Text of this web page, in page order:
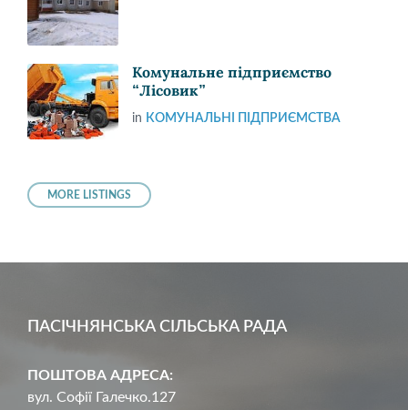
Комунальне підприємство
“Лісовик”
in КОМУНАЛЬНІ ПІДПРИЄМСТВА
MORE LISTINGS
ПАСІЧНЯНСЬКА СІЛЬСЬКА РАДА
ПОШТОВА АДРЕСА:
вул. Софії Галечко.127